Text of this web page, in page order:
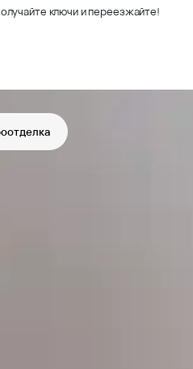
ключи и переезжайте!